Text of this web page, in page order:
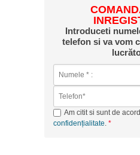
Introduceti
telefon si va vom
Am citit si sunt de
confidențialitate